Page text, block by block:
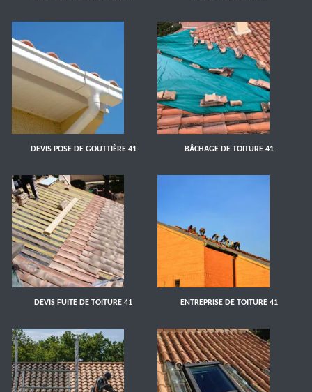
DEVIS POSE DE GOUTTIÈRE 41 BÂCHAGE DE TOITURE 41
DEVIS FUITE DE TOITURE 41 ENTREPRISE DE TOITURE 41